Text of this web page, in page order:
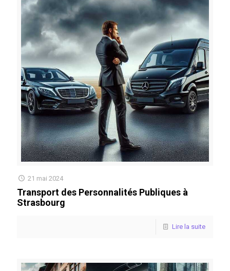
21 mai 2024
Transport des Personnalités Publiques à
Strasbourg
Lire la suite